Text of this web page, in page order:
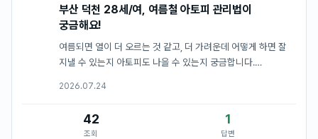
부산 덕천 28세/여, 여름철 아토피 관리법이
궁금해요!
여름되면 열이 더 오르는 것 같고, 더 가려운데 어떻게 하면 잘
지낼 수 있는지 아토피도 나을 수 있는지 궁금합니다.
2026.07.24
42
조회
1
답변